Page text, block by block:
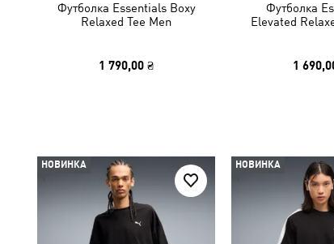
Футболка Essentials Boxy
Relaxed Tee Men
1 790,00 ₴
Футболка
Elevated
1
НОВИНКА НОВИНКА